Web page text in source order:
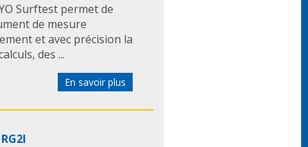
Surftest permet de
de mesure
et avec précision la
des ...
En savoir plus